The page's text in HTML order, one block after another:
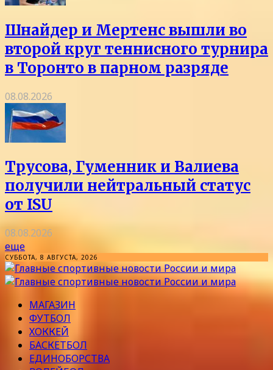
Шнайдер и Мертенс вышли во
второй круг теннисного турнира
в Торонто в парном разряде
08.08.2026
Трусова, Гуменник и Валиева
получили нейтральный статус
от ISU
08.08.2026
еще
СУББОТА, 8 АВГУСТА, 2026
МАГАЗИН
ФУТБОЛ
ХОККЕЙ
БАСКЕТБОЛ
ЕДИНОБОРСТВА